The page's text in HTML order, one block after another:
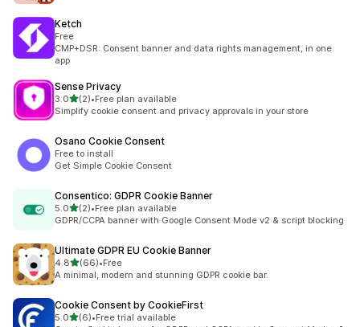
Ketch
Free
CMP+DSR: Consent banner and data rights management, in one
app
Sense Privacy
3.05つ星中
(2)
合計レビュー数：2件
•Free plan available
Simplify cookie consent and privacy approvals in your store
Osano Cookie Consent
Free to install
Get Simple Cookie Consent
Consentico: GDPR Cookie Banner
5.05つ星中
(2)
合計レビュー数：2件
•Free plan available
GDPR/CCPA banner with Google Consent Mode v2 & script blocking
Ultimate GDPR EU Cookie Banner
4.85つ星中
(66)
合計レビュー数：66件
•Free
A minimal, modern and stunning GDPR cookie bar.
Cookie Consent by CookieFirst
5.05つ星中
(6)
合計レビュー数：6件
•Free trial available